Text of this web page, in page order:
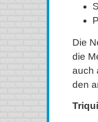
Die
die
auch
den